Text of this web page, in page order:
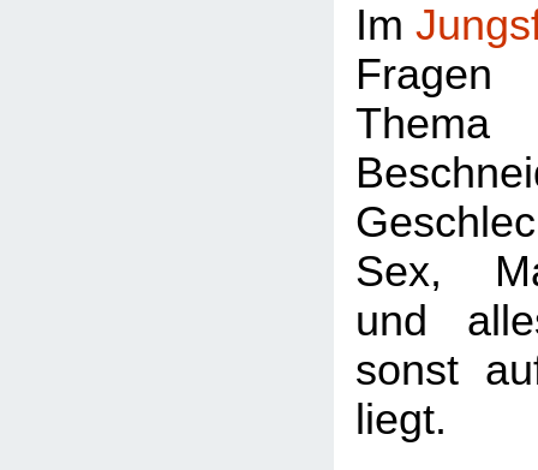
Im
Sex,
und
sonst
liegt.